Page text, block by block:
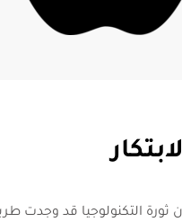
التكنولوجيا قد وجدت